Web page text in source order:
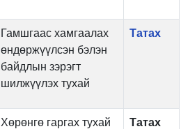
Гамшгаас хамгаалах
өндөржүүлсэн бэлэн
байдлын зэрэгт
шилжүүлэх тухай
Татах
Хөрөнгө гаргах тухай Татах